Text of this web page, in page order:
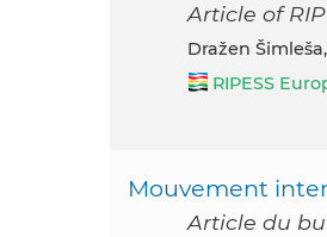
Article of
Dražen
RIPESS
Mouvement
Article du